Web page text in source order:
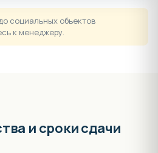
социальных объектов
к менеджеру.
и сроки сдачи